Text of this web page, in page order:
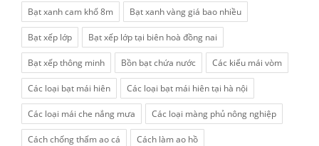
Bạt xanh cam khổ 8m Bạt xanh vàng giá bao nhiều
Bạt xếp lớp Bạt xếp lớp tại biên hoà đồng nai
Bạt xếp thông minh Bồn bạt chứa nước Các kiểu mái vòm
Các loại bạt mái hiên Các loại bạt mái hiên tại hà nội
Các loại mái che nắng mưa Các loại màng phủ nông nghiệp
Cách chống thấm ao cá Cách làm ao hồ